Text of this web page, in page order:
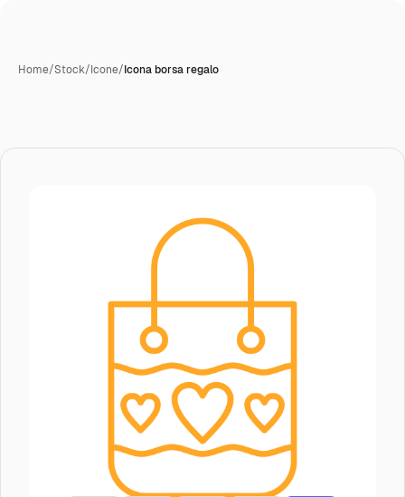
Home/Stock/Icone/Icona borsa regalo